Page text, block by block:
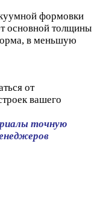
формовки
основной толщины
в меньшую
от
вашего
точную